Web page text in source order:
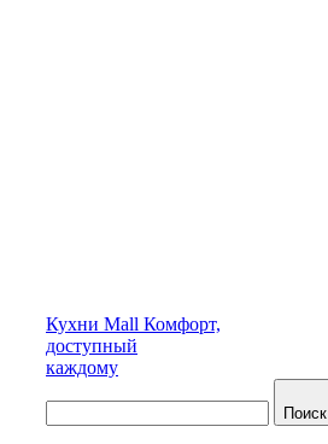
Кухни Mall Комфорт,
доступный
каждому
Поиск